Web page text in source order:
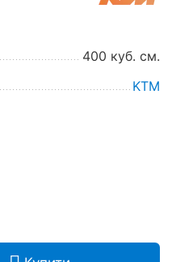
400 куб. см.
KTM